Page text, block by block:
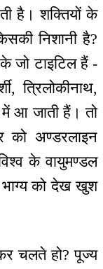
है। शक्तियों के
निशानी है?
जो टाइटिल हैं -
त्रिलोकीनाथ,
में आ जाती हैं। तो
को अण्डरलाइन
के वायुमण्डल
भाग्य को देख खुश
चलते हो? पूज्य